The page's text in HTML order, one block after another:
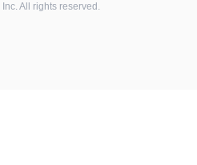
Inc. All rights reserved.